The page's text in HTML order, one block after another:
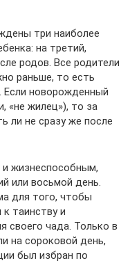
три наиболее
на третий,
родов. Все родители
раньше, то есть
Если новорожденный
«не жилец»), то за
ли не сразу же после
и жизнеспособным,
или восьмой день.
для того, чтобы
таинству и
своего чада. Только в
на сороковой день,
был избран по